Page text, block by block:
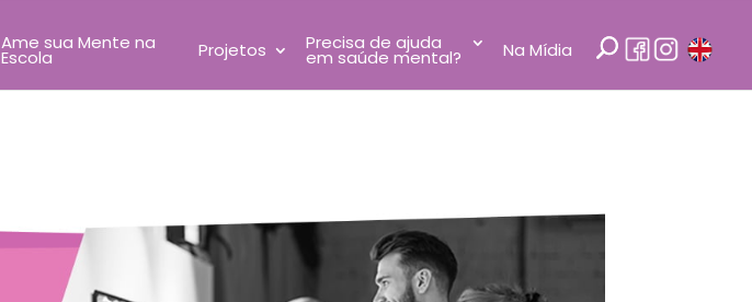
Ame sua Mente na
Escola Projetos Precisa de ajuda
em saúde mental? Na Mídia